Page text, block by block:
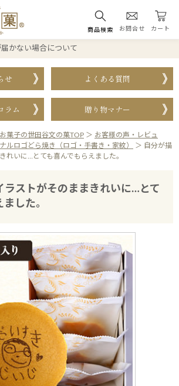
商品検索 お問合せ カート
かない場合について
せ よくある質問
ラム 贈り物マナー
菓子の世田谷文の菓TOP ＞ お客様の声・レビュ
ルロゴどら焼き（ロゴ・手書き・家紋） ＞ 自分が描
れいに…とても喜んでもらえました。
ラストがそのままきれいに…とて
した。